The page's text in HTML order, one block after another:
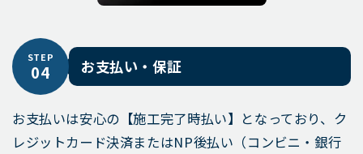
STEP
04 お支払い・保証
お支払いは安心の【施工完了時払い】となっており、ク
レジットカード決済またはNP後払い（コンビニ・銀行